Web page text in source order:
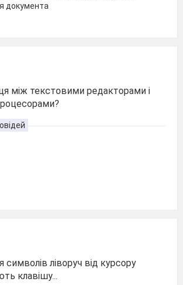
документа
між текстовими редакторами і
ліворуч від курсору
клавішу...